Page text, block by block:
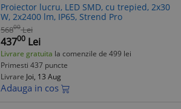
Proiector lucru, LED SMD, cu trepied, 2x30
W, 2x2400 lm, IP65, Strend Pro
56800 Lei
43700 Lei
Livrare gratuita la comenzile de 499 lei
Primesti 437 puncte
Livrare Joi, 13 Aug
Adauga in cos